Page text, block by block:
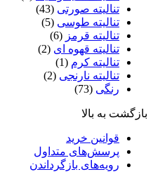
تنالیته صورتی (43)
تنالیته طوسی (5)
تنالیته قرمز (6)
تنالیته قهوه ای (2)
تنالیته کرم (1)
تنالیته نارنجی (2)
رنگی (73)
بازگشت به بالا
قوانین خرید
پرسش‌های متداول
رویه‌های بازگرداندن